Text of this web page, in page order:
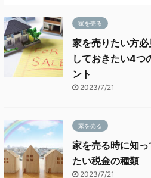
家を売る
家を売りたい方
しておきたい4つ
ント
2023/7/21
家を売る
家を売る時に知っ
たい税金の種類
2023/7/21